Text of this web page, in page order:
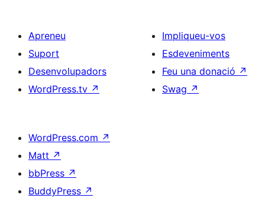
Apreneu
Suport
Desenvolupadors
WordPress.tv ↗
Impliqueu-vos
Esdeveniments
Feu una donació ↗
Swag ↗
WordPress.com ↗
Matt ↗
bbPress ↗
BuddyPress ↗